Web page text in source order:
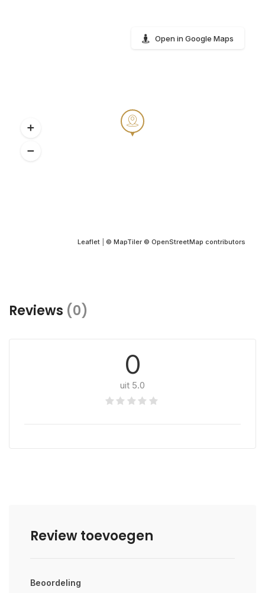
Leaflet © MapTiler © OpenStreetMap contributors
Open in Google Maps
Reviews (0)
0
uit 5.0
Review toevoegen
Beoordeling